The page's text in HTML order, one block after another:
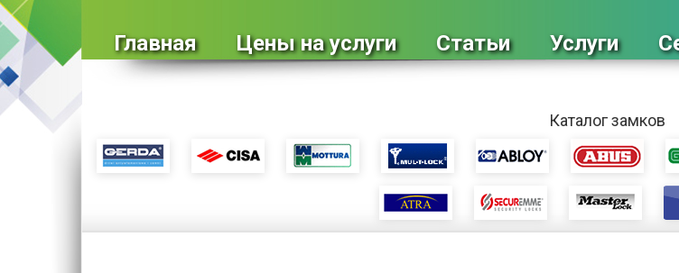
Главная Цены на услуги Статьи Услуги
Каталог замков